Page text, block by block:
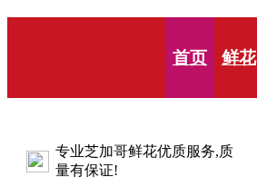
首页 鲜花
专业芝加哥鲜花优质服务,质
量有保证!